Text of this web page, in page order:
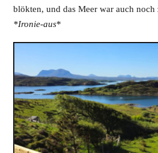
blökten, und das Meer war auch
*Ironie-aus*